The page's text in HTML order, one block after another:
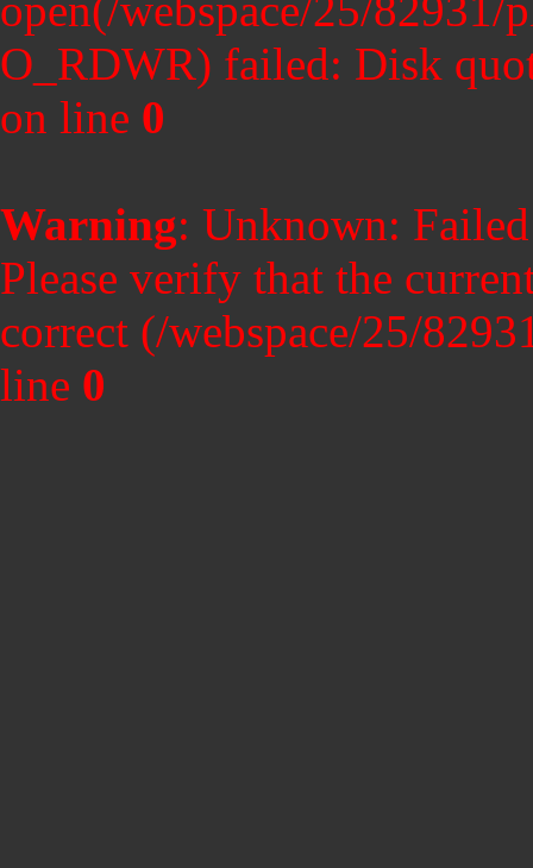
O_RDWR) failed: Disk
on line 0
Warning: Unknown:
Please verify that the
correct (/webspace/25/
line 0